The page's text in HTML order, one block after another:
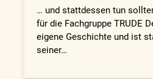
… und stattdessen tun
für die Fachgruppe TRUDE
eigene Geschichte und ist
seiner…